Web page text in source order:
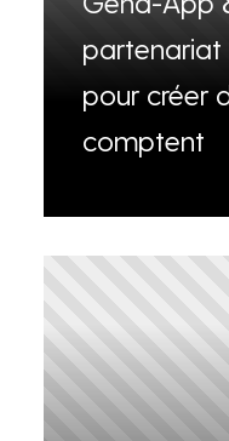
partenariat
pour créer
comptent